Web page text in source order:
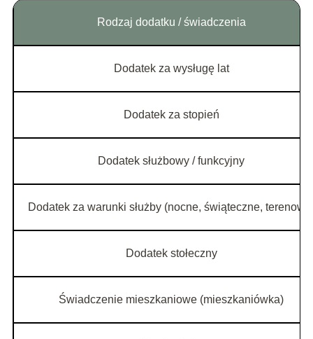
Rodzaj dodatku / świadczenia
Dodatek za wysługę lat
Dodatek za stopień
Dodatek służbowy / funkcyjny
Dodatek za warunki służby (nocne, świąteczne,
Dodatek stołeczny
Świadczenie mieszkaniowe (mieszkaniówka)